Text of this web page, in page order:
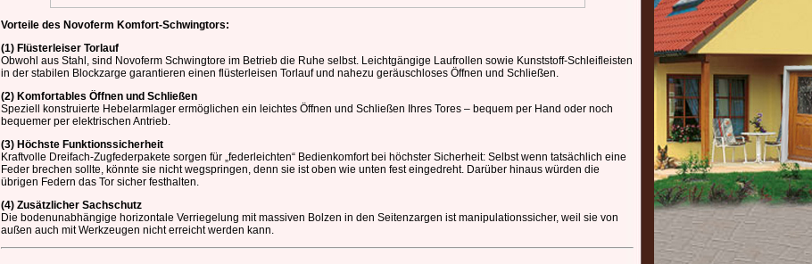
Vorteile des Novoferm Komfort-Schwingtors:
(1) Flüsterleiser Torlauf
Obwohl aus Stahl, sind Novoferm Schwingtore im Betrieb die Ruhe selbst. Leichtgängige Laufrollen sowie Kunststoff-Schleifleisten
in der stabilen Blockzarge garantieren einen flüsterleisen Torlauf und nahezu geräuschloses Öffnen und Schließen.
(2) Komfortables Öffnen und Schließen
Speziell konstruierte Hebelarmlager ermöglichen ein leichtes Öffnen und Schließen Ihres Tores – bequem per Hand oder noch
bequemer per elektrischen Antrieb.
(3) Höchste Funktionssicherheit
Kraftvolle Dreifach-Zugfederpakete sorgen für „federleichten“ Bedienkomfort bei höchster Sicherheit: Selbst wenn tatsächlich eine
Feder brechen sollte, könnte sie nicht wegspringen, denn sie ist oben wie unten fest eingedreht. Darüber hinaus würden die
übrigen Federn das Tor sicher festhalten.
(4) Zusätzlicher Sachschutz
Die bodenunabhängige horizontale Verriegelung mit massiven Bolzen in den Seitenzargen ist manipulationssicher, weil sie von
außen auch mit Werkzeugen nicht erreicht werden kann.